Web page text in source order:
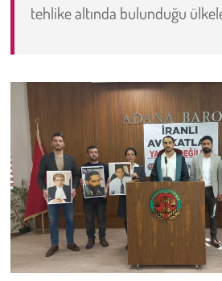
tehlike altında bulunduğu
Son Dakika
Kent
Eğlence